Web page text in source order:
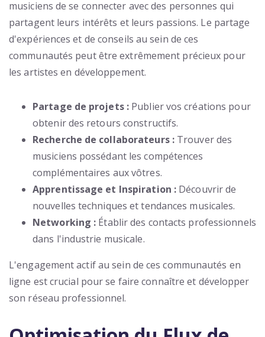
musiciens de se connecter avec des personnes qui
partagent leurs intérêts et leurs passions. Le partage
d'expériences et de conseils au sein de ces
communautés peut être extrêmement précieux pour
les artistes en développement.
Partage de projets : Publier vos créations pour
obtenir des retours constructifs.
Recherche de collaborateurs :Trouver des
musiciens possédant les compétences
complémentaires aux vôtres.
Apprentissage et Inspiration : Découvrir de
nouvelles techniques et tendances musicales.
Networking : Établir des contacts professionnels
dans l'industrie musicale.
L'engagement actif au sein de ces communautés en
ligne est crucial pour se faire connaître et développer
son réseau professionnel.